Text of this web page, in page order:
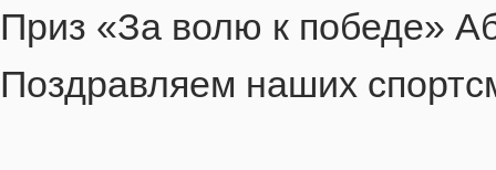
Приз «За волю к победе»
Поздравляем наших